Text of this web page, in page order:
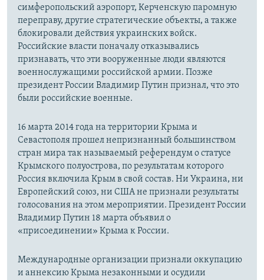
симферопольский аэропорт, Керченскую паромную
переправу, другие стратегические объекты, а также
блокировали действия украинских войск.
Российские власти поначалу отказывались
признавать, что эти вооруженные люди являются
военнослужащими российской армии. Позже
президент России Владимир Путин признал, что это
были российские военные.
16 марта 2014 года на территории Крыма и
Севастополя прошел непризнанный большинством
стран мира так называемый референдум о статусе
Крымского полуострова, по результатам которого
Россия включила Крым в свой состав. Ни Украина, ни
Европейский союз, ни США не признали результаты
голосования на этом мероприятии. Президент России
Владимир Путин 18 марта объявил о
«присоединении» Крыма к России.
Международные организации признали оккупацию
и аннексию Крыма незаконными и осудили